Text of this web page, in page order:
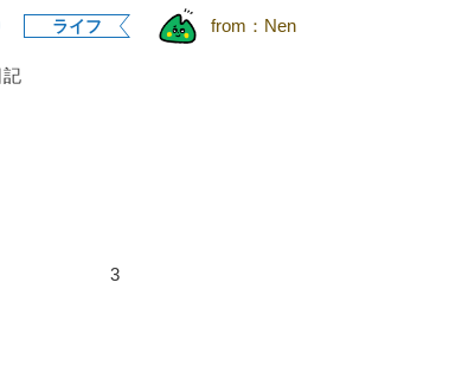
ライフ from： Nen
記
3